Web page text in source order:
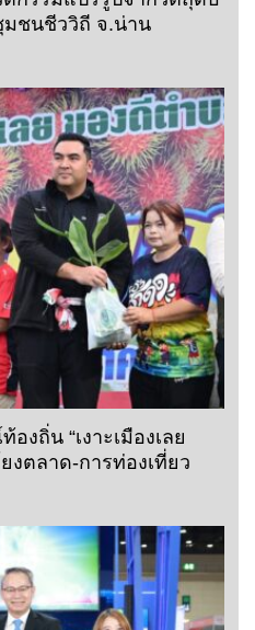
ชนชีววิถี จ.น่าน
งถิ่น “เงาะเมืองเลย
งตลาด-การท่องเที่ยว